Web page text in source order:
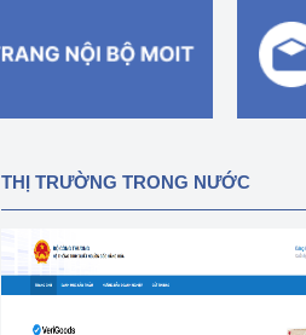
THỊ TRƯỜNG TRONG NƯỚC